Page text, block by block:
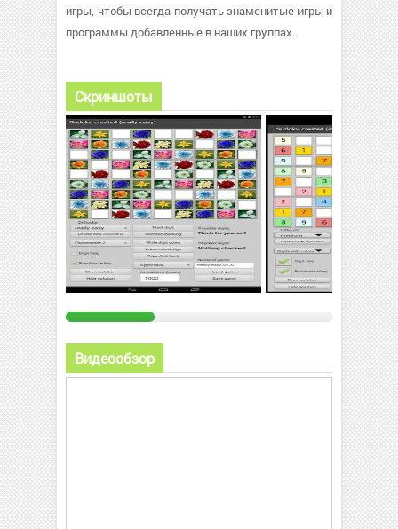
игры, чтобы всегда получать знаменитые игры и
программы добавленные в наших группах.
Скриншоты
Видеообзор